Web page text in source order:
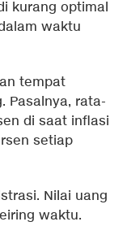
kurang optimal
waktu
tempat
Pasalnya, rata-
di saat inflasi
setiap
Nilai uang
waktu.